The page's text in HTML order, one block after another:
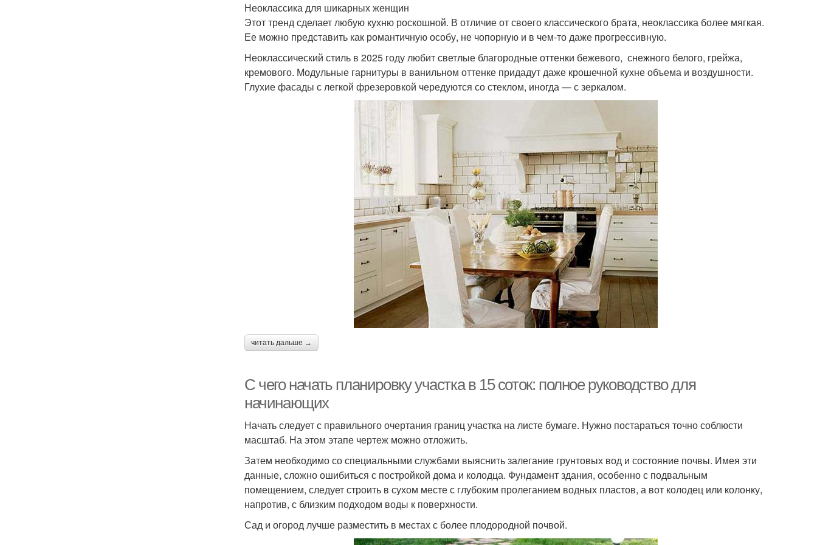
Неоклассика для шикарных женщин
Этот тренд сделает любую кухню роскошной. В отличие от своего классического брата, неоклассика более мягкая.
Ее можно представить как романтичную особу, не чопорную и в чем-то даже прогрессивную.
Неоклассический стиль в 2025 году любит светлые благородные оттенки бежевого, снежного белого, грейжа,
кремового. Модульные гарнитуры в ванильном оттенке придадут даже крошечной кухне объема и воздушности.
Глухие фасады с легкой фрезеровкой чередуются со стеклом, иногда — с зеркалом.
читать дальше →
С чего начать планировку участка в 15 соток: полное руководство для
начинающих
Начать следует с правильного очертания границ участка на листе бумаге. Нужно постараться точно соблюсти
масштаб. На этом этапе чертеж можно отложить.
Затем необходимо со специальными службами выяснить залегание грунтовых вод и состояние почвы. Имея эти
данные, сложно ошибиться с постройкой дома и колодца. Фундамент здания, особенно с подвальным
помещением, следует строить в сухом месте с глубоким пролеганием водных пластов, а вот колодец или колонку,
напротив, с близким подходом воды к поверхности.
Сад и огород лучше разместить в местах с более плодородной почвой.